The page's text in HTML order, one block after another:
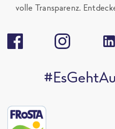
volle Transparenz.